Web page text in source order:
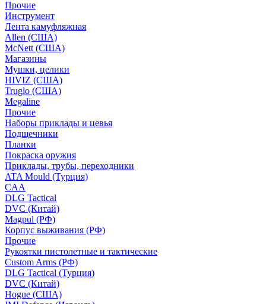
Прочие
Инструмент
Лента камуфляжная
Allen (США)
McNett (США)
Магазины
Мушки, целики
HIVIZ (США)
Truglo (США)
Megaline
Прочие
Наборы приклады и цевья
Подщечники
Планки
Покраска оружия
Приклады, трубы, переходники
ATA Mould (Турция)
CAA
DLG Tactical
DVC (Китай)
Magpul (РФ)
Корпус выживания (РФ)
Прочие
Рукоятки пистолетные и тактические
Custom Arms (РФ)
DLG Tactical (Турция)
DVC (Китай)
Hogue (США)